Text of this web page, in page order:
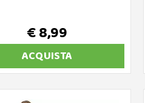
€ 8,99
ACQUISTA